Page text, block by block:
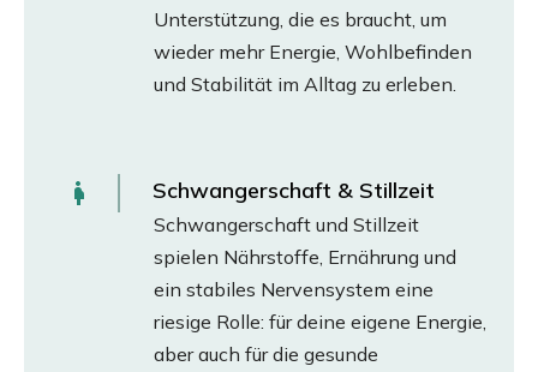
Unterstützung, die es braucht, um
wieder mehr Energie, Wohlbefinden
und Stabilität im Alltag zu erleben.
Schwangerschaft & Stillzeit
Schwangerschaft und Stillzeit
spielen Nährstoffe, Ernährung und
ein stabiles Nervensystem eine
riesige Rolle: für deine eigene Energie,
aber auch für die gesunde